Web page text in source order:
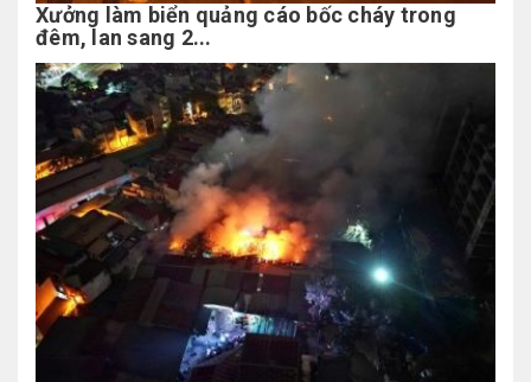
Xưởng làm biển quảng cáo bốc cháy trong
đêm, lan sang 2...